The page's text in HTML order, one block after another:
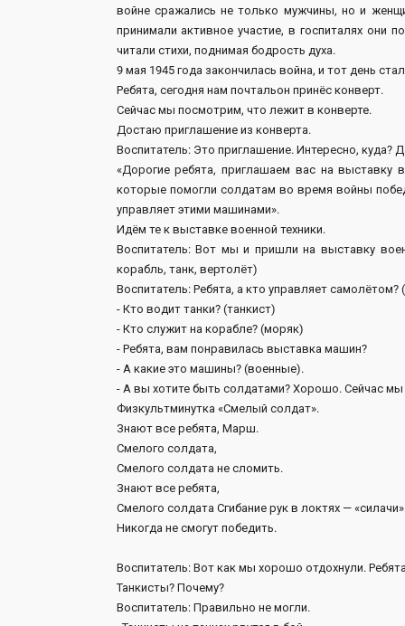
войне сражались не только мужчины, но и
принимали активное участие, в госпиталях они
читали стихи, поднимая бодрость духа.
9 мая 1945 года закончилась война, и тот день
Ребята, сегодня нам почтальон принёс конверт.
Сейчас мы посмотрим, что лежит в конверте.
Достаю приглашение из конверта.
Воспитатель: Это приглашение. Интересно, куда?
«Дорогие ребята, приглашаем вас на выставку
которые помогли солдатам во время войны
управляет этими машинами».
Идём те к выставке военной техники.
Воспитатель: Вот мы и пришли на выставку
корабль, танк, вертолёт)
Воспитатель: Ребята, а кто управляет самолётом?
- Кто водит танки? (танкист)
- Кто служит на корабле? (моряк)
- Ребята, вам понравилась выставка машин?
- А какие это машины? (военные).
- А вы хотите быть солдатами? Хорошо. Сейчас
Физкультминутка «Смелый солдат».
Знают все ребята, Марш.
Смелого солдата,
Смелого солдата не сломить.
Знают все ребята,
Смелого солдата Сгибание рук в локтях —
Никогда не смогут победить.
Воспитатель: Вот как мы хорошо отдохнули.
Танкисты? Почему?
Воспитатель: Правильно не могли.